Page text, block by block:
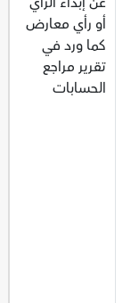
أو رأي معارض
كما ورد في
تقرير مراجع
الحسابات